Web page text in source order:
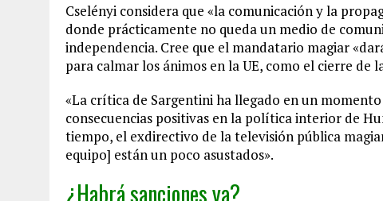
Cselényi considera que «la comunicación y la
donde prácticamente no queda un medio de
independencia. Cree que el mandatario magiar
para calmar los ánimos en la UE, como el cierre de
«La crítica de Sargentini ha llegado en un
consecuencias positivas en la política interior de
tiempo, el exdirectivo de la televisión pública
equipo] están un poco asustados».
¿Habrá sanciones ya?